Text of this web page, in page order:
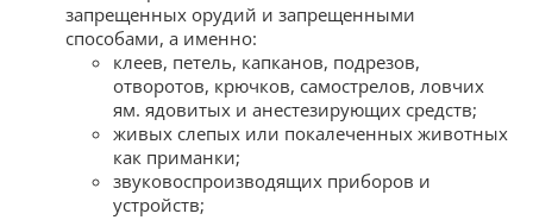
запрещенных орудий и запрещенными
способами, а именно:
клеев, петель, капканов, подрезов,
отворотов, крючков, самострелов, ловчих
ям. ядовитых и анестезирующих средств;
живых слепых или покалеченных животных
как приманки;
звуковоспроизводящих приборов и
устройств;